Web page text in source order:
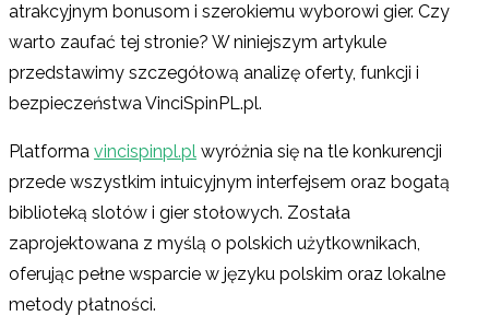
atrakcyjnym bonusom i szerokiemu wyborowi gier. Czy
warto zaufać tej stronie? W niniejszym artykule
przedstawimy szczegółową analizę oferty, funkcji i
bezpieczeństwa VinciSpinPL.pl.
Platforma vincispinpl.pl wyróżnia się na tle konkurencji
przede wszystkim intuicyjnym interfejsem oraz bogatą
biblioteką slotów i gier stołowych. Została
zaprojektowana z myślą o polskich użytkownikach,
oferując pełne wsparcie w języku polskim oraz lokalne
metody płatności.